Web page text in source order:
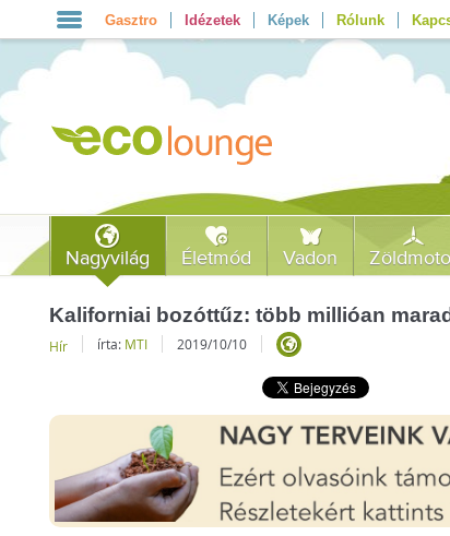
Gasztro Idézetek Képek Rólunk
Nagyvilág Életmód Vadon
Kaliforniai bozóttűz: több millióan
Hír írta: MTI 2019/10/10